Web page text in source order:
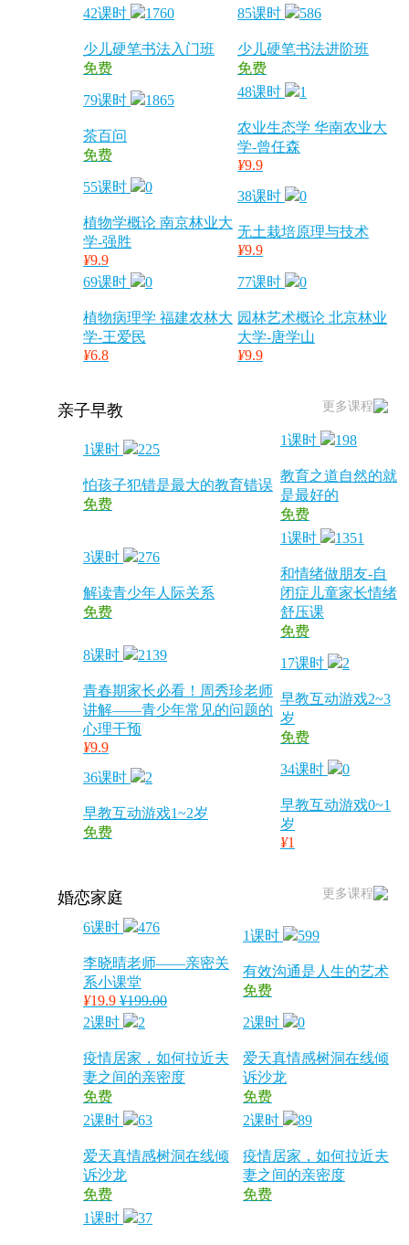
42课时 1760
少儿硬笔书法入门班
免费
85课时 586
少儿硬笔书法进阶班
免费
79课时 1865
茶百问
免费
48课时 1
农业生态学 华南农业大
学-曾任森
¥9.9
55课时
0
植物学概论 南京林业大
学-强胜
¥9.9
38课时 0
无土栽培原理与技术
¥9.9
69课时 0
植物病理学 福建农林大
学-王爱民
¥6.8
77课时 0
园林艺术概论 北京林业
大学-唐学山
¥9.9
更多课程
亲子早教
1课时 225
怕孩子犯错是最大的教育错误
免费
1课时 198
教育之道自然的就
是最好的
免费
3课时 276
解读青少年人际关系
免费
1课时 1351
和情绪做朋友-自
闭症儿童家长情绪
舒压课
免费
8课时
2139
青春期家长必看！周秀珍老师
讲解——青少年常见的问题的
心理干预
¥9.9
17课时 2
早教互动游戏2~3
岁
免费
36课时 2
早教互动游戏1~2岁
免费
34课时 0
早教互动游戏0~1
岁
¥1
更多课程
婚恋家庭
6课时 476
李晓晴老师——亲密关
系小课堂
¥19.9 ¥199.00
1课时 599
有效沟通是人生的艺术
免费
2课时 2
疫情居家，如何拉近夫
妻之间的亲密度
免费
2课时 0
爱天真情感树洞在线倾
诉沙龙
免费
2课时
63
爱天真情感树洞在线倾
诉沙龙
免费
2课时 89
疫情居家，如何拉近夫
妻之间的亲密度
免费
1课时
37